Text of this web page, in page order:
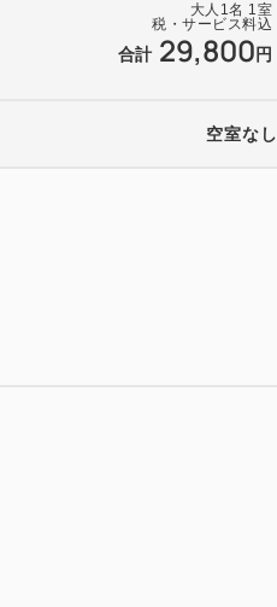
大人 1名 1室
税・サービス料込
合計 29,800 円
空室なし